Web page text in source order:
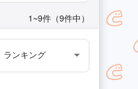
1~9件（9件中）